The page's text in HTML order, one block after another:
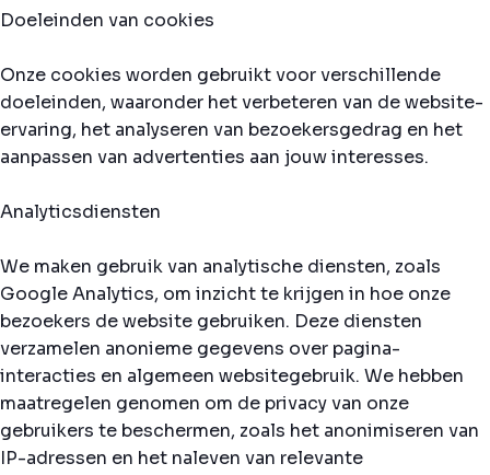
Doeleinden van cookies
Onze cookies worden gebruikt voor verschillende
doeleinden, waaronder het verbeteren van de website-
ervaring, het analyseren van bezoekersgedrag en het
aanpassen van advertenties aan jouw interesses.
Analyticsdiensten
We maken gebruik van analytische diensten, zoals
Google Analytics, om inzicht te krijgen in hoe onze
bezoekers de website gebruiken. Deze diensten
verzamelen anonieme gegevens over pagina-
interacties en algemeen websitegebruik. We hebben
maatregelen genomen om de privacy van onze
gebruikers te beschermen, zoals het anonimiseren van
IP-adressen en het naleven van relevante